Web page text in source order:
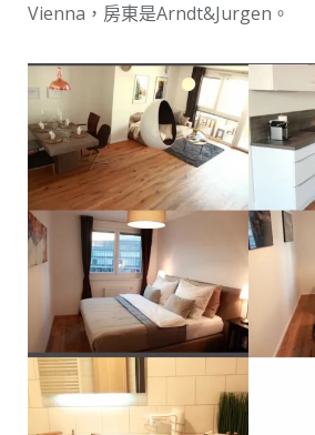
Vienna，房東是Arndt&Jurgen。